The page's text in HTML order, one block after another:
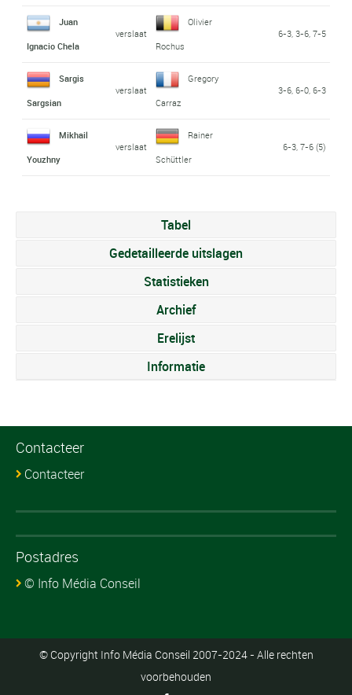
Juan
Ignacio Chela
verslaat
Olivier
Rochus
6-3, 3-6, 7-5
Sargis
Sargsian
verslaat
Gregory
Carraz
3-6, 6-0, 6-3
Mikhail
Youzhny
verslaat
Rainer
Schüttler
6-3, 7-6 (5)
Tabel
Gedetailleerde uitslagen
Statistieken
Archief
Erelijst
Informatie
Contacteer
Contacteer
Postadres
© Info Média Conseil
© Copyright Info Média Conseil 2007-2024 - Alle rechten
voorbehouden